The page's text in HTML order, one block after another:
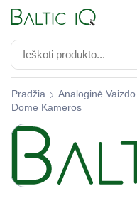
Pradžia Analoginė
Dome Kameros